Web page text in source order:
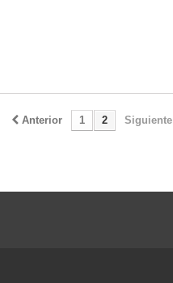
Anterior 1 2 Siguiente